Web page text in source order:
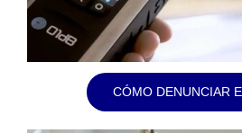
CÓMO DENUNCIAR